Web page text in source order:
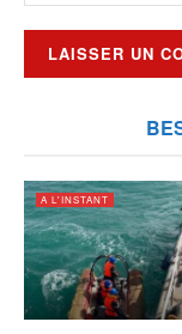
A L'INSTANT